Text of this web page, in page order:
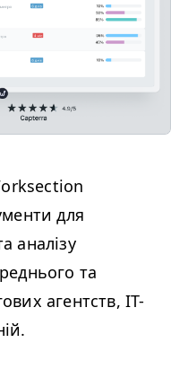
для
аналізу
та
агентств, IT-